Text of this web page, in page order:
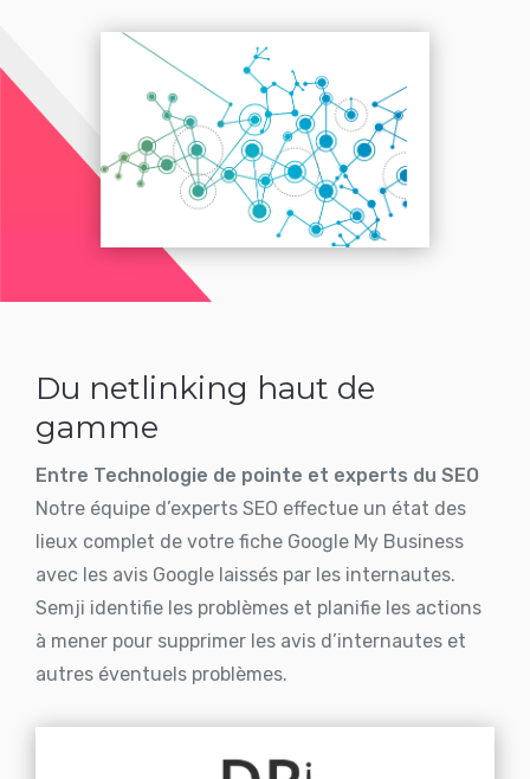
Du netlinking haut de
gamme
Entre Technologie de pointe et experts du SEO
Notre équipe d’experts SEO effectue un état des
lieux complet de votre fiche Google My Business
avec les avis Google laissés par les internautes.
Semji identifie les problèmes et planifie les actions
à mener pour supprimer les avis d’internautes et
autres éventuels problèmes.